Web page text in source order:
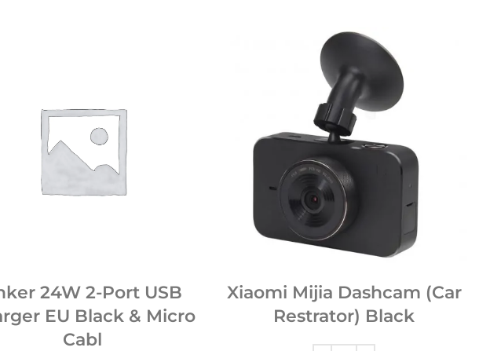
24W 2-Port USB
EU Black & Micro
Cabl
Xiaomi Mijia Dashcam (Car
Restrator) Black